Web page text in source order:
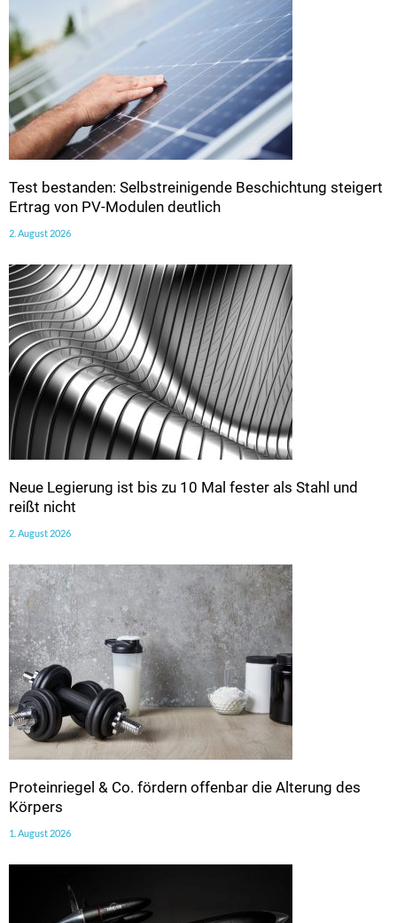
Test bestanden: Selbstreinigende Beschichtung steigert
Ertrag von PV-Modulen deutlich
2. August 2026
Neue Legierung ist bis zu 10 Mal fester als Stahl und
reißt nicht
2. August 2026
Proteinriegel & Co. fördern offenbar die Alterung des
Körpers
1. August 2026